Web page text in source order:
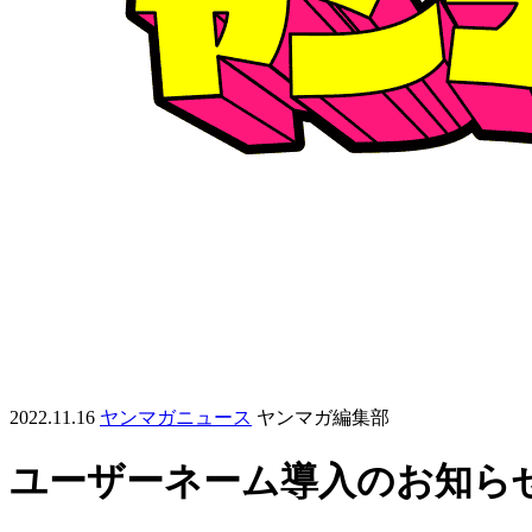
2022.11.16 ヤンマガニュース ヤンマガ編集部
ユーザーネーム導入のお知ら